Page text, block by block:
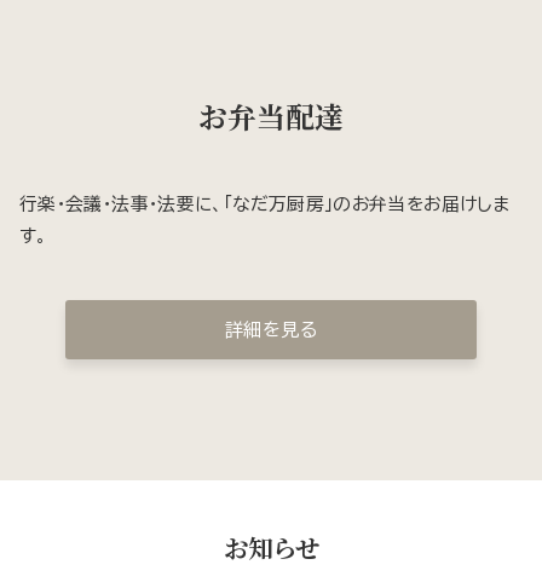
お弁当配達
行楽・会議・法事・法要に、「なだ万厨房」のお弁当をお届けしま
す。
詳細を見る
お知らせ